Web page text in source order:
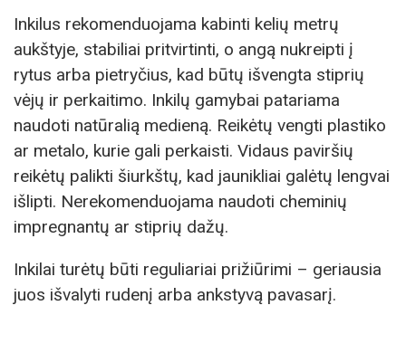
Inkilus rekomenduojama kabinti kelių metrų
aukštyje, stabiliai pritvirtinti, o angą nukreipti į
rytus arba pietryčius, kad būtų išvengta stiprių
vėjų ir perkaitimo. Inkilų gamybai patariama
naudoti natūralią medieną. Reikėtų vengti plastiko
ar metalo, kurie gali perkaisti. Vidaus paviršių
reikėtų palikti šiurkštų, kad jaunikliai galėtų lengvai
išlipti. Nerekomenduojama naudoti cheminių
impregnantų ar stiprių dažų.
Inkilai turėtų būti reguliariai prižiūrimi – geriausia
juos išvalyti rudenį arba ankstyvą pavasarį.